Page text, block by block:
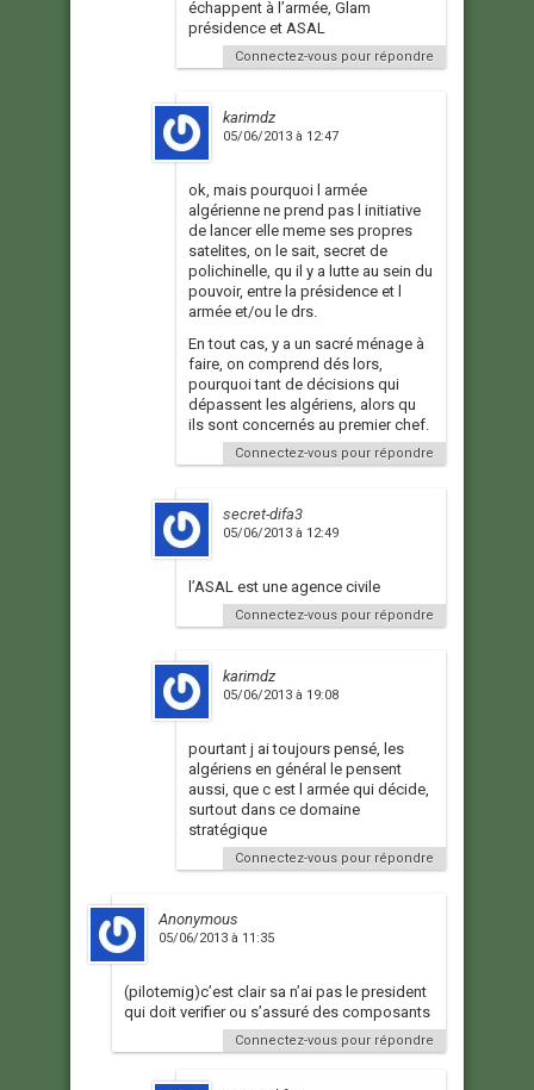
échappent à l’armée, Glam
présidence et ASAL
Connectez-vous pour répondre
karimdz
05/06/2013 à 12:47
ok, mais pourquoi l armée
algérienne ne prend pas l initiative
de lancer elle meme ses propres
satelites, on le sait, secret de
polichinelle, qu il y a lutte au sein du
pouvoir, entre la présidence et l
armée et/ou le drs.
En tout cas, y a un sacré ménage à
faire, on comprend dés lors,
pourquoi tant de décisions qui
dépassent les algériens, alors qu
ils sont concernés au premier chef.
Connectez-vous pour répondre
secret-difa3
05/06/2013 à 12:49
l’ASAL est une agence civile
Connectez-vous pour répondre
karimdz
05/06/2013 à 19:08
pourtant j ai toujours pensé, les
algériens en général le pensent
aussi, que c est l armée qui décide,
surtout dans ce domaine
stratégique
Connectez-vous pour répondre
Anonymous
05/06/2013 à 11:35
(pilotemig)c’est clair sa n’ai pas le president
qui doit verifier ou s’assuré des composants
Connectez-vous pour répondre